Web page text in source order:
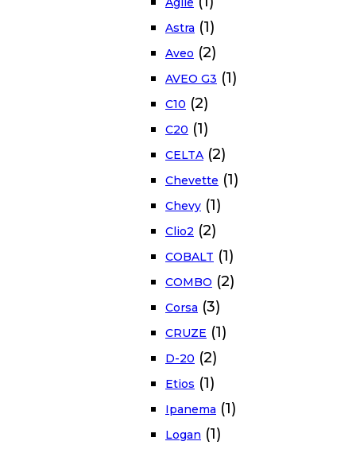
Astra (1)
Aveo (2)
AVEO G3 (1)
C10 (2)
C20 (1)
CELTA (2)
Chevette (1)
Chevy (1)
Clio2 (2)
COBALT (1)
COMBO (2)
Corsa (3)
CRUZE (1)
D-20 (2)
Etios (1)
Ipanema (1)
Logan (1)